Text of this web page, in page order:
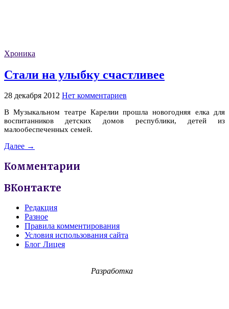
Хроника
Стали на улыбку счастливее
28 декабря 2012 Нет комментариев
В Музыкальном театре Карелии прошла новогодняя елка для
воспитанников детских домов республики, детей из
малообеспеченных семей.
Далее →
Комментарии
ВКонтакте
Редакция
Разное
Правила комментирования
Условия использования сайта
Блог Лицея
Разработка